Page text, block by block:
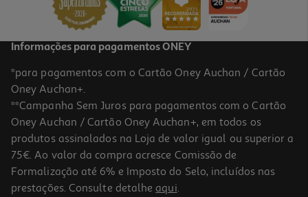
Informações para pagamentos ONEY
*para pagamentos com o Cartão Oney Auchan / Cartão
Oney Auchan+.
**Campanha Sem Juros para pagamentos com o Cartão
Oney Auchan / Cartão Oney Auchan+, em todos os
produtos assinalados na Loja de valor igual ou superior a
75€. Ao valor da compra acresce Comissão de
Formalização até 6% e Imposto do Selo, incluídos nas
prestações. Consulte detalhe aqui.